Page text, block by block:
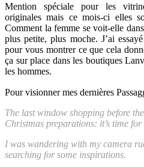
Mention spéciale pour les
originales mais ce mois-ci elles
Comment la femme se voit-elle
plus petite, plus moche. J’ai
pour vous montrer ce que cela
ça sur place dans les boutiques
les hommes.
Pour visionner mes dernières
The last window shopping before
Christmas preparations: it’s time
I was wandering with my camera
searching for some inspirations.